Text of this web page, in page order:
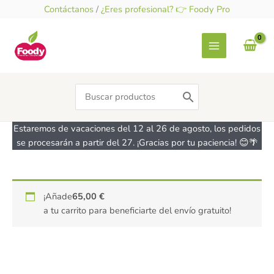
contenido
Contáctanos / ¿Eres profesional? 👉 Foody Pro
Search
for:
Estaremos de vacaciones del 12 al 26 de agosto, los pedidos
se procesarán a partir del 27. ¡Gracias por tu paciencia! 😊🌴
¡Añade65,00€
a tu carrito para beneficiarte del envío gratuito!
Galletas
Speculoos